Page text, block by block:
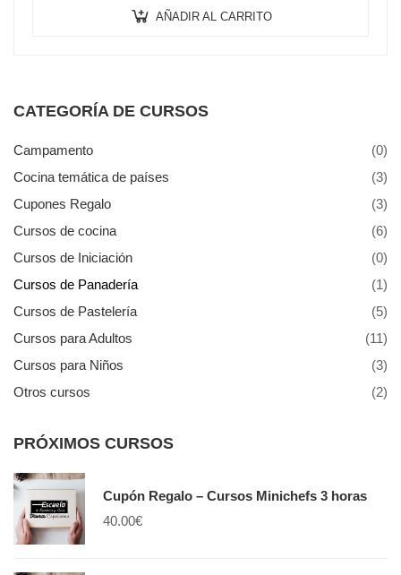
AÑADIR AL CARRITO
CATEGORÍA DE CURSOS
Campamento
(0)
Cocina temática de países
(3)
Cupones Regalo
(3)
Cursos de cocina
(6)
Cursos de Iniciación
(0)
Cursos de Panadería
(1)
Cursos de Pastelería
(5)
Cursos para Adultos
(11)
Cursos para Niños
(3)
Otros cursos
(2)
PRÓXIMOS CURSOS
Cupón Regalo – Cursos Minichefs 3 horas
40.00€